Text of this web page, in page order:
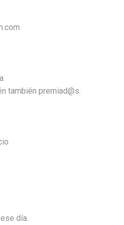
también premiad@s.
día.